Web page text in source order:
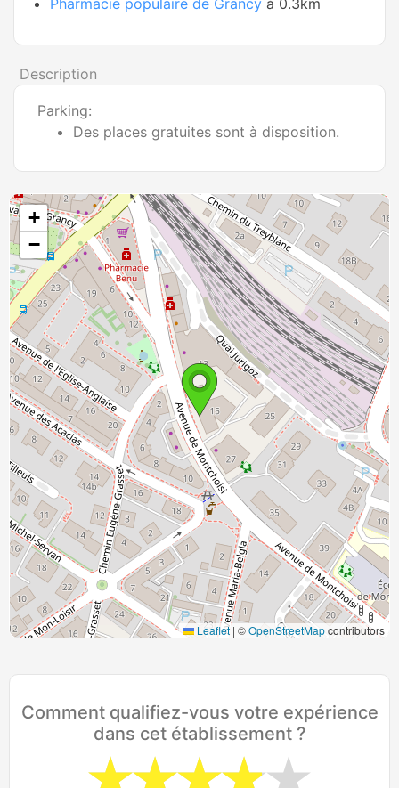
Pharmacie populaire de Grancy à 0.3km
Description
Parking:
Des places gratuites sont à disposition.
+
−
Leaflet | ©OpenStreetMapcontributors
Comment qualifiez-vous votre expérience
dans cet établissement ?